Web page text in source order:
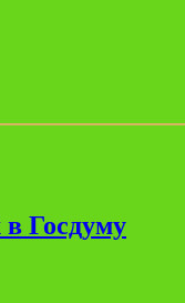
Госдуму